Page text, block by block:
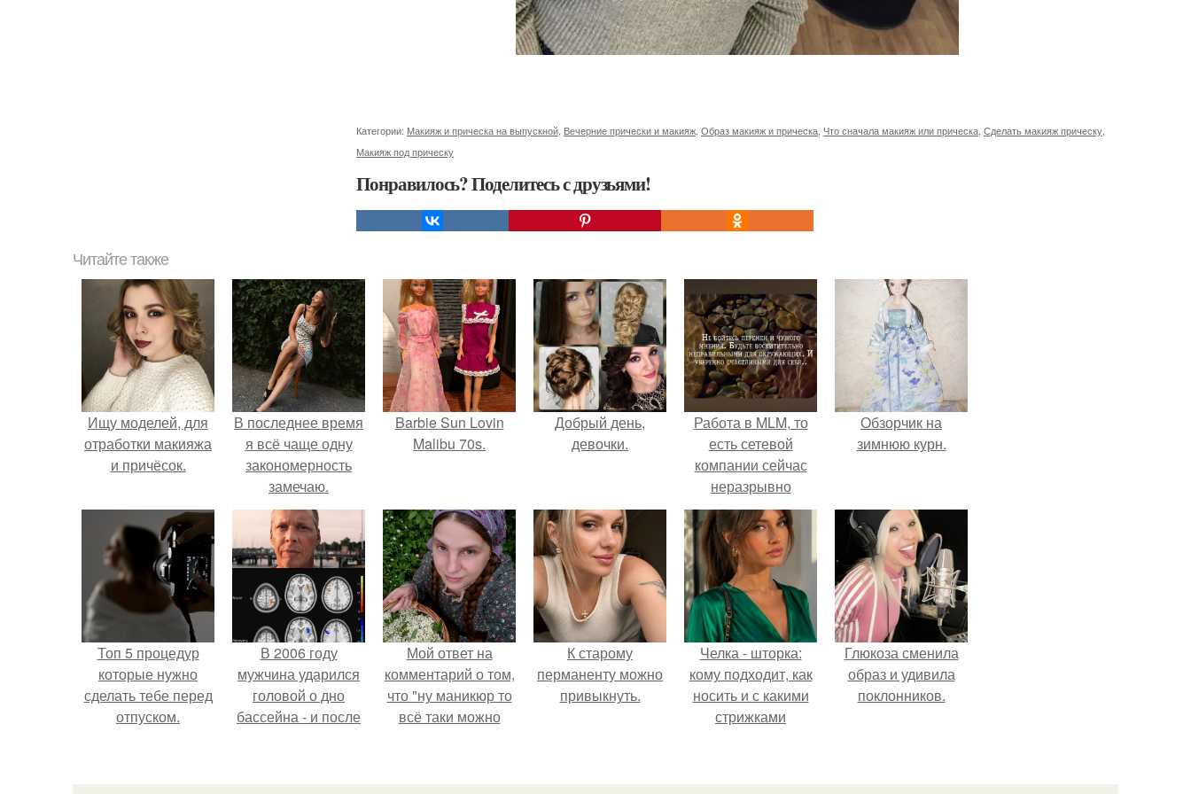
Категории: Макияж и прическа на выпускной Вечерние прически и макияж Образ макияж и прическа Что сначала макияж или прическа Сделать макияж прическу
Макияж под прическу
Понравилось? Поделитесь с друзьями!
Читайте также
Ищу моделей, для
отработки макияжа
и причёсок.
В последнее время
я всё чаще одну
закономерность
замечаю.
Barbie Sun Lovin
Malibu 70s.
Добрый день,
девочки.
Работа в MLM, то
есть сетевой
компании сейчас
неразрывно
связана с создание
своего контента,
своей страницы в
соц сетях.
Обзорчик на
зимнюю курн.
Топ 5 процедур
которые нужно
сделать тебе перед
отпуском.
В 2006 году
мужчина ударился
головой о дно
бассейна - и после
странным образом.
Мой ответ на
комментарий о том,
что "ну маникюр то
всё таки можно
К старому
перманенту можно
привыкнуть.
Челка - шторка:
кому подходит, как
носить и с какими
стрижками
Глюкоза сменила
образ и удивила
поклонников.